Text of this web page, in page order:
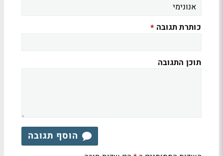
כותרת תגובה *
תוכן התגובה
הוסף תגובה